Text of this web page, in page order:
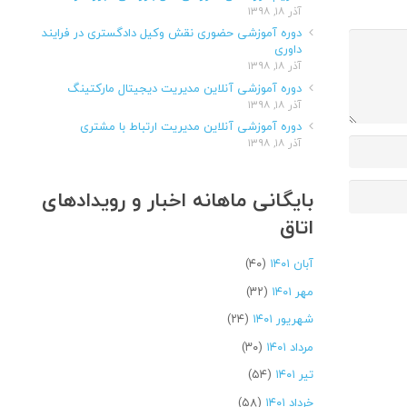
آذر ۱۸, ۱۳۹۸
دوره آموزشی حضوری نقش وکیل دادگستری در فرایند
داوری
آذر ۱۸, ۱۳۹۸
دوره آموزشی آنلاین مدیریت دیجیتال مارکتینگ
آذر ۱۸, ۱۳۹۸
دوره آموزشی آنلاین مدیریت ارتباط با مشتری
آذر ۱۸, ۱۳۹۸
بایگانی ماهانه اخبار و رویدادهای
اتاق
آبان ۱۴۰۱
(۴۰)
مهر ۱۴۰۱
(۳۲)
شهریور ۱۴۰۱
(۲۴)
مرداد ۱۴۰۱
(۳۰)
تیر ۱۴۰۱
(۵۴)
خرداد ۱۴۰۱
(۵۸)